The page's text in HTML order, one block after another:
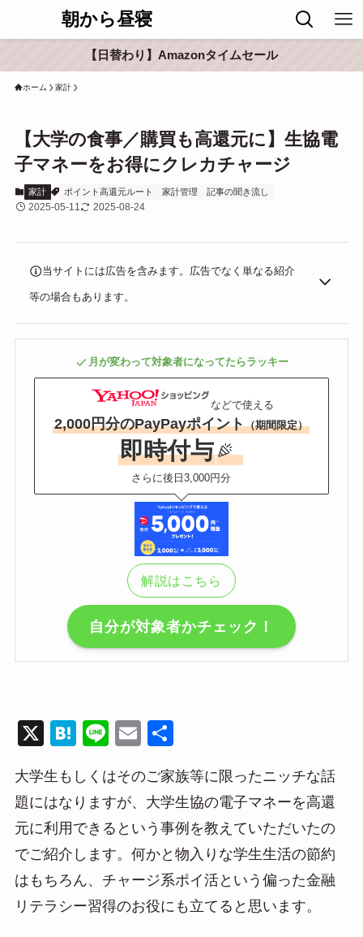
朝から昼寝
【日替わり】Amazonタイムセール
ホーム 家計
【大学の食事／購買も高還元に】生協電
子マネーをお得にクレカチャージ
家計 ポイント高還元ルート 家計管理 記事の聞き流し
2025-05-11 2025-08-24
当サイトには広告を含みます。広告でなく単なる紹介
等の場合もあります。
月が変わって対象者になってたらラッキー
などで使える
2,000円分のPayPayポイント（期間限定）
即時付与
さらに後日3,000円分
解説はこちら
自分が対象者かチェック！
X
H
e
n
a
Li
e
E
ail
大学生もしくはそのご家族等に限ったニッチな話
題にはなりますが、大学生協の電子マネーを高還
元に利用できるという事例を教えていただいたの
でご紹介します。何かと物入りな学生生活の節約
はもちろん、チャージ系ポイ活という偏った金融
リテラシー習得のお役にも立てると思います。